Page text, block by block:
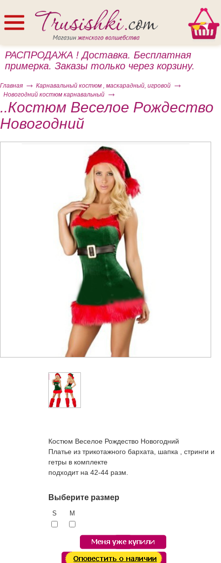
РАСПРОДАЖА ! Доставка. Бесплатная
примерка. Заказы только через корзину.
Главная
Карнавальный костюм , маскарадный, игровой
Новогодний костюм карнавальный
..Костюм Веселое Рождество
Новогодний
Костюм Веселое Рождество Новогодний
Платье из трикотажного бархата, шапка , стринги и
гетры в комплекте
подходит на 42-44 разм.
Выберите размер
S M